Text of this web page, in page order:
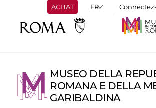
ACHAT
MUSEO DELLA
ROMANA E DELLA
GARIBALDINA